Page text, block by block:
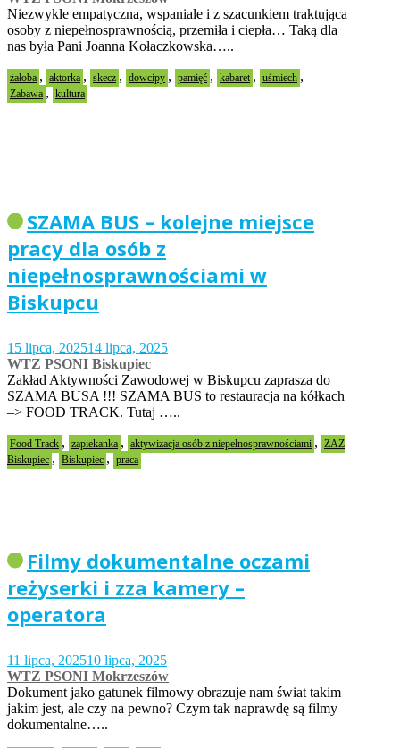
Niezwykle empatyczna, wspaniale i z szacunkiem traktująca
osoby z niepełnosprawnością, przemiła i ciepła… Taką dla
nas była Pani Joanna Kołaczkowska…..
żałoba , aktorka , skecz , dowcipy , pamięć , kabaret , uśmiech ,
Zabawa , kultura
SZAMA BUS – kolejne miejsce
pracy dla osób z
niepełnosprawnościami w
Biskupcu
15 lipca, 202514 lipca, 2025
WTZ PSONI Biskupiec
Zakład Aktywności Zawodowej w Biskupcu zaprasza do
SZAMA BUSA !!! SZAMA BUS to restauracja na kółkach
–> FOOD TRACK. Tutaj …..
Food Track , zapiekanka , aktywizacja osób z niepełnosprawnościami ,
ZAZ
Biskupiec , Biskupiec , praca
Filmy dokumentalne oczami
reżyserki i zza kamery –
operatora
11 lipca, 202510 lipca, 2025
WTZ PSONI Mokrzeszów
Dokument jako gatunek filmowy obrazuje nam świat takim
jakim jest, ale czy na pewno? Czym tak naprawdę są filmy
dokumentalne…..